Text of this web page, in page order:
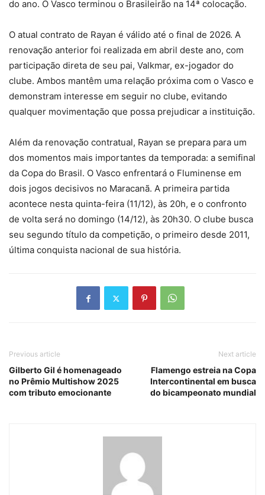
do ano. O Vasco terminou o Brasileirão na 14ª colocação.
O atual contrato de Rayan é válido até o final de 2026. A
renovação anterior foi realizada em abril deste ano, com
participação direta de seu pai, Valkmar, ex-jogador do
clube. Ambos mantêm uma relação próxima com o Vasco e
demonstram interesse em seguir no clube, evitando
qualquer movimentação que possa prejudicar a instituição.
Além da renovação contratual, Rayan se prepara para um
dos momentos mais importantes da temporada: a semifinal
da Copa do Brasil. O Vasco enfrentará o Fluminense em
dois jogos decisivos no Maracanã. A primeira partida
acontece nesta quinta-feira (11/12), às 20h, e o confronto
de volta será no domingo (14/12), às 20h30. O clube busca
seu segundo título da competição, o primeiro desde 2011,
última conquista nacional de sua história.
Previous article
Gilberto Gil é homenageado
no Prêmio Multishow 2025
com tributo emocionante
Next article
Flamengo estreia na Copa
Intercontinental em busca
do bicampeonato mundial